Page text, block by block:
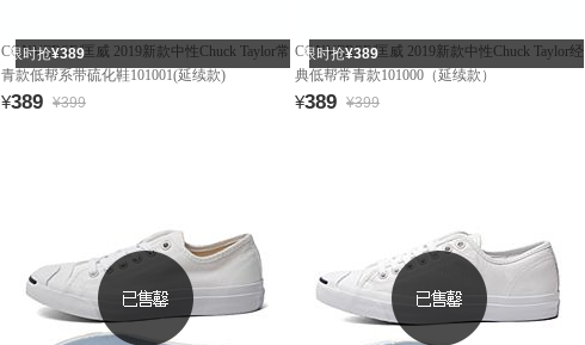
限时抢¥389
CONVERSE/匡威 2019新款中性Chuck Taylor常
青款低帮系带硫化鞋101001(延续款)
¥389 ¥399
限时抢¥389
CONVERSE/匡威 2019新款中性Chuck Taylor经
典低帮常青款101000（延续款）
¥389 ¥399